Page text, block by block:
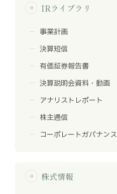
arrow_forward IRライブラリ
事業計画
決算短信
有価証券報告書
決算説明会資料・動画
アナリストレポート
株主通信
コーポレートガバナンス
arrow_forward 株式情報